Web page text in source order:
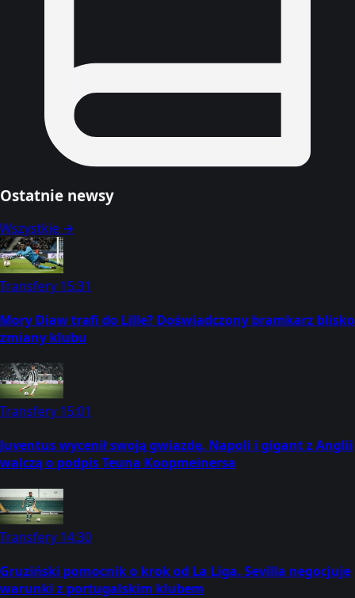
Ostatnie newsy
Wszystkie →
Transfery 15:31
Mory Diaw trafi do Lille? Doświadczony bramkarz blisko
zmiany klubu
Transfery 15:01
Juventus wycenił swoją gwiazdę. Napoli i gigant z Anglii
walczą o podpis Teuna Koopmeinersa
Transfery 14:30
Gruziński pomocnik o krok od La Liga. Sevilla negocjuje
warunki z portugalskim klubem